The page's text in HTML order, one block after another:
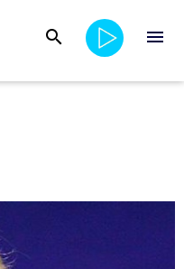
search menu